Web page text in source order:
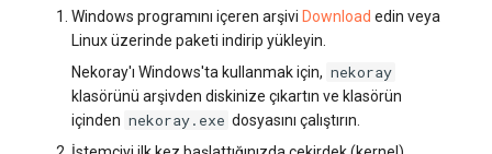
Windows programını içeren arşivi Download edin veya
Linux üzerinde paketi indirip yükleyin.
Nekoray'ı Windows'ta kullanmak için, nekoray
klasörünü arşivden diskinize çıkartın ve klasörün
içinden nekoray.exe dosyasını çalıştırın.